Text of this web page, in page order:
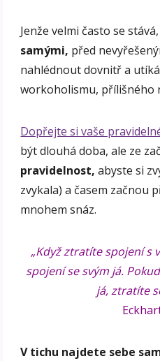
Jenže velmi často se
samými, před
nahlédnout dovnitř a
workoholismu, přílišného
Dopřejte si vaše
být dlouhá doba, ale ze
pravidelnost, abyste si
zvykala) a časem začnou
mnohem snáz.
„Když ztratíte spojení
spojení se svým já.
já, ztratíte
V tichu najdete sebe